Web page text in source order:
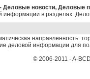
Деловые новости, Деловые
информации в разделах:
направленность:
деловой информации для
© 2006-2011 - A-